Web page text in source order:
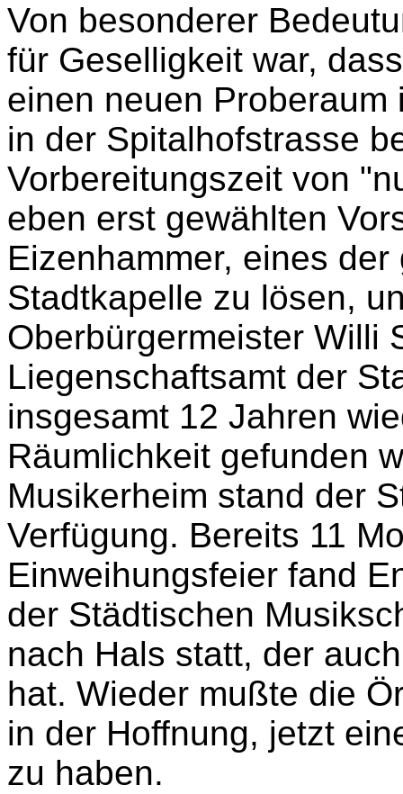
Von besonderer
für Geselligkeit war,
einen neuen
in der Spitalhofstrasse
Vorbereitungszeit von
eben erst gewählten
Eizenhammer, eines
Stadtkapelle zu lösen,
Oberbürgermeister Willi
Liegenschaftsamt der
insgesamt 12 Jahren
Räumlichkeit gefunden
Musikerheim stand der
Verfügung. Bereits 11
Einweihungsfeier fand
der Städtischen
nach Hals statt, der
hat. Wieder mußte die
in der Hoffnung, jetzt
zu haben.